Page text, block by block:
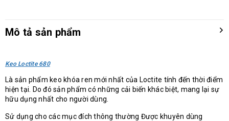
Mô tả sản phẩm
Keo Loctite 680
Là sản phẩm keo khóa ren mới nhất của Loctite tính đến thời điểm
hiện tại. Do đó sản phẩm có những cải biến khác biệt, mang lại sự
hữu dụng nhất cho người dùng.
Sử dụng cho các mục đích thông thường Được khuyên dùng